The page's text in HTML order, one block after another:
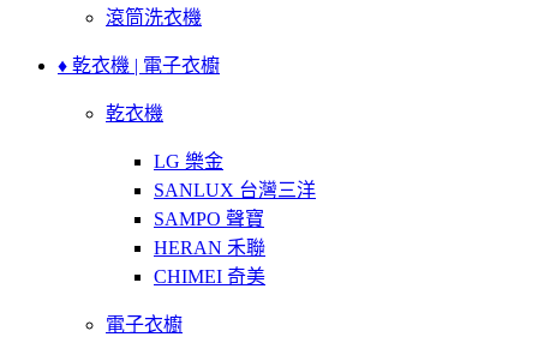
滾筒洗衣機
♦ 乾衣機 | 電子衣櫥
乾衣機
LG 樂金
SANLUX 台灣三洋
SAMPO 聲寶
HERAN 禾聯
CHIMEI 奇美
電子衣櫥